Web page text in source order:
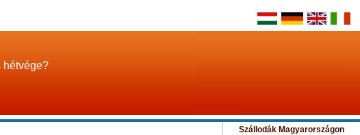
hétvége?
Szállodák Magyarországon